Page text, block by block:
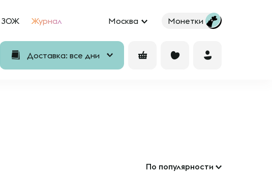
ЗОЖ Журнал Москва Монетки
Доставка: все дни
По популярности